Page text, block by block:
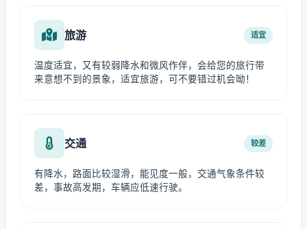
旅游 适宜
温度适宜，又有较弱降水和微风作伴，会给您的旅行带
来意想不到的景象，适宜旅游，可不要错过机会呦！
交通 较差
有降水，路面比较湿滑，能见度一般，交通气象条件较
差，事故高发期，车辆应低速行驶。